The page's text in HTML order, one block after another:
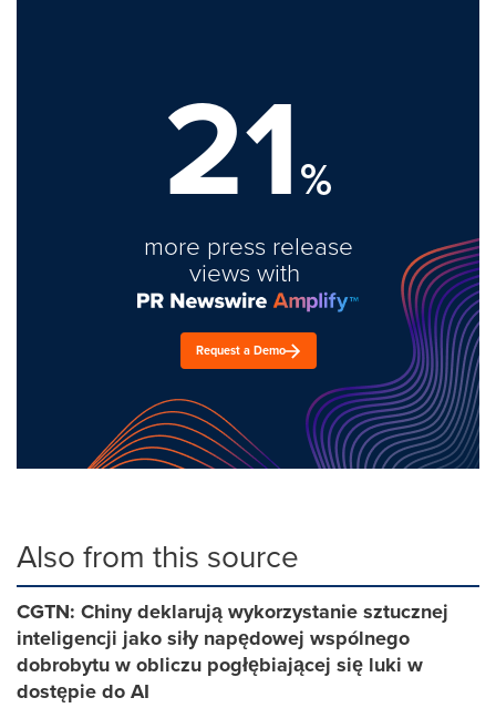
21%
more press release
views with
Request a Demo
Also from this source
CGTN: Chiny deklarują wykorzystanie sztucznej
inteligencji jako siły napędowej wspólnego
dobrobytu w obliczu pogłębiającej się luki w
dostępie do AI